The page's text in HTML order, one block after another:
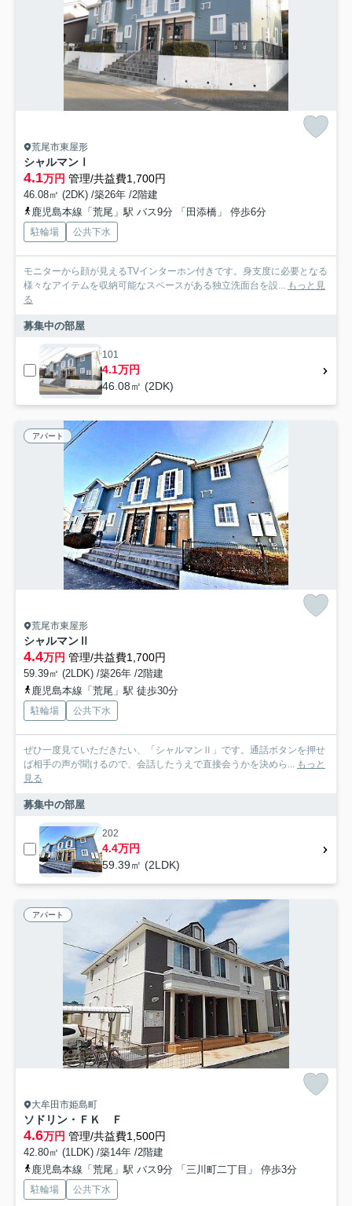
荒尾市東屋形
シャルマンⅠ
4.1万円 管理/共益費1,700円
46.08㎡ (2DK) /築26年 /2階建
鹿児島本線「荒尾」駅 バス9分 「田添橋」 停歩6分
駐輪場 公共下水
モニターから顔が見えるTVインターホン付きです。身支度に必要となる
様々なアイテムを収納可能なスペースがある独立洗面台を設...
もっと見
る
募集中の部屋
101
4.1万円
46.08㎡ (2DK)
アパート
荒尾市東屋形
シャルマンⅡ
4.4万円 管理/共益費1,700円
59.39㎡ (2LDK) /築26年 /2階建
鹿児島本線「荒尾」駅 徒歩30分
駐輪場 公共下水
ぜひ一度見ていただきたい、「シャルマンⅡ」です。通話ボタンを押せ
ば相手の声が聞けるので、会話したうえで直接会うかを決めら...
もっと
見る
募集中の部屋
202
4.4万円
59.39㎡ (2LDK)
アパート
大牟田市姫島町
ソドリン・ＦＫ Ｆ
4.6万円 管理/共益費1,500円
42.80㎡ (1LDK) /築14年 /2階建
鹿児島本線「荒尾」駅 バス9分 「三川町二丁目」 停歩3分
駐輪場 公共下水